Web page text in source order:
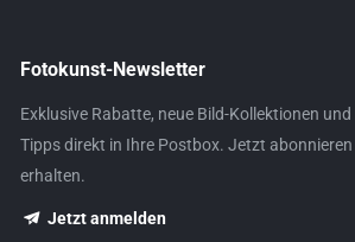
Fotokunst-Newsletter
Exklusive Rabatte, neue Bild-Kollektionen
Tipps direkt in Ihre Postbox. Jetzt
erhalten.
Jetzt anmelden